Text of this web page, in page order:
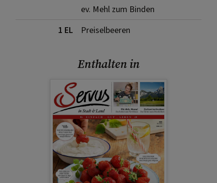
ev. Mehl zum Binden
1 EL
Preiselbeeren
Enthalten in